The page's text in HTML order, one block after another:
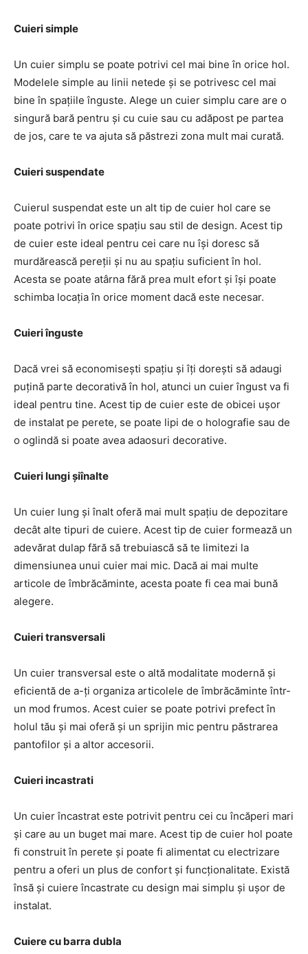
Cuieri simple
Un cuier simplu se poate potrivi cel mai bine în orice hol.
Modelele simple au linii netede și se potrivesc cel mai
bine în spațiile înguste. Alege un cuier simplu care are o
singură bară pentru și cu cuie sau cu adăpost pe partea
de jos, care te va ajuta să păstrezi zona mult mai curată.
Cuieri suspendate
Cuierul suspendat este un alt tip de cuier hol care se
poate potrivi în orice spațiu sau stil de design. Acest tip
de cuier este ideal pentru cei care nu își doresc să
murdărească pereții și nu au spațiu suficient în hol.
Acesta se poate atârna fără prea mult efort și își poate
schimba locația în orice moment dacă este necesar.
Cuieri înguste
Dacă vrei să economisești spațiu și îți dorești să adaugi
puțină parte decorativă în hol, atunci un cuier îngust va fi
ideal pentru tine. Acest tip de cuier este de obicei ușor
de instalat pe perete, se poate lipi de o holografie sau de
o oglindă si poate avea adaosuri decorative.
Cuieri lungi șiînalte
Un cuier lung și înalt oferă mai mult spațiu de depozitare
decât alte tipuri de cuiere. Acest tip de cuier formează un
adevărat dulap fără să trebuiască să te limitezi la
dimensiunea unui cuier mai mic. Dacă ai mai multe
articole de îmbrăcăminte, acesta poate fi cea mai bună
alegere.
Cuieri transversali
Un cuier transversal este o altă modalitate modernă și
eficientă de a-ți organiza articolele de îmbrăcăminte într-
un mod frumos. Acest cuier se poate potrivi prefect în
holul tău și mai oferă și un sprijin mic pentru păstrarea
pantofilor și a altor accesorii.
Cuieri incastrati
Un cuier încastrat este potrivit pentru cei cu încăperi mari
și care au un buget mai mare. Acest tip de cuier hol poate
fi construit în perete și poate fi alimentat cu electrizare
pentru a oferi un plus de confort și funcționalitate. Există
însă și cuiere încastrate cu design mai simplu și ușor de
instalat.
Cuiere cu barra dubla